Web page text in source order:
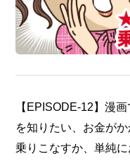
【EPISODE-12】漫
を知りたい、お金が
乗りこなすか、単純